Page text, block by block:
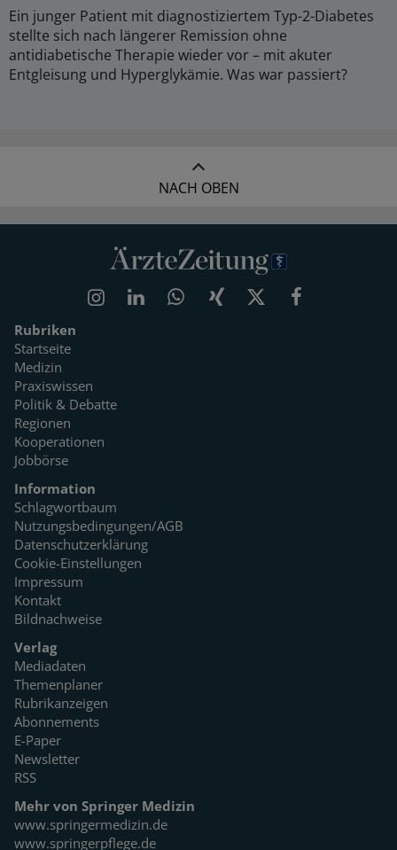
Ein junger Patient mit diagnostiziertem Typ-2-Diabetes
stellte sich nach längerer Remission ohne
antidiabetische Therapie wieder vor – mit akuter
Entgleisung und Hyperglykämie. Was war passiert?
NACH OBEN
Rubriken
Startseite
Medizin
Praxiswissen
Politik & Debatte
Regionen
Kooperationen
Jobbörse
Information
Schlagwortbaum
Nutzungsbedingungen/AGB
Datenschutzerklärung
Cookie-Einstellungen
Impressum
Kontakt
Bildnachweise
Verlag
Mediadaten
Themenplaner
Rubrikanzeigen
Abonnements
E-Paper
Newsletter
RSS
Mehr von Springer Medizin
www.springermedizin.de
www.springerpflege.de